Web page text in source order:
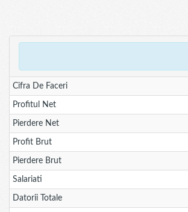
Cifra De Faceri
Profitul Net
Pierdere Net
Profit Brut
Pierdere Brut
Salariati
Datorii Totale